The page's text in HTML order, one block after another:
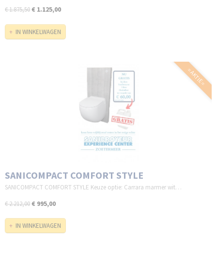
€ 1.875,50€ 1.125,00
IN WINKELWAGEN
= AKTIE =
SANICOMPACT COMFORT STYLE
SANICOMPACT COMFORT STYLE Keuze optie: Carrara marmer wit…
€ 2.212,00€ 995,00
IN WINKELWAGEN